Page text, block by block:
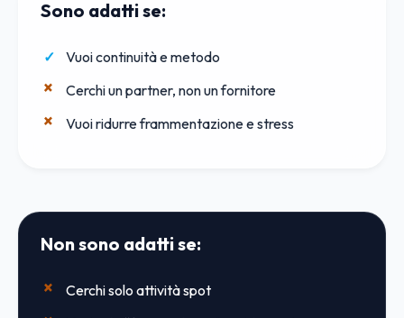
Sono adatti se:
Vuoi continuità e metodo
Cerchi un partner, non un fornitore
Vuoi ridurre frammentazione e stress
Non sono adatti se:
Cerchi solo attività spot